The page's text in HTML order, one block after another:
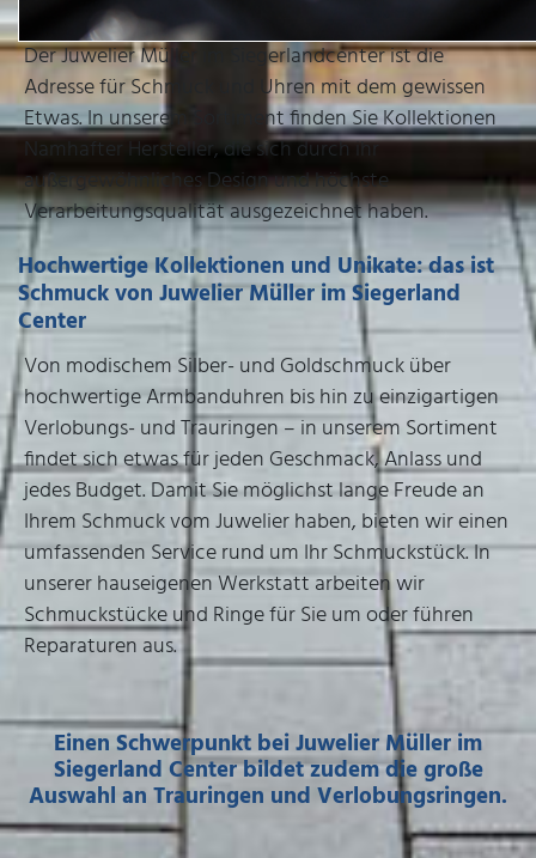
Der Juwelier Müller im Siegerlandcenter ist die
Adresse für Schmuck und Uhren mit dem gewissen
Etwas. In unserem Sortiment finden Sie Kollektionen
Namhafter Hersteller, die sich durch ihr
außergewöhnliches Design und höchste
Verarbeitungsqualität ausgezeichnet haben.
Hochwertige Kollektionen und Unikate: das ist
Schmuck von Juwelier Müller im Siegerland
Center
Von modischem Silber- und Goldschmuck über
hochwertige Armbanduhren bis hin zu einzigartigen
Verlobungs- und Trauringen – in unserem Sortiment
findet sich etwas für jeden Geschmack, Anlass und
jedes Budget. Damit Sie möglichst lange Freude an
Ihrem Schmuck vom Juwelier haben, bieten wir einen
umfassenden Service rund um Ihr Schmuckstück. In
unserer hauseigenen Werkstatt arbeiten wir
Schmuckstücke und Ringe für Sie um oder führen
Reparaturen aus.
Einen Schwerpunkt bei Juwelier Müller im
Siegerland Center bildet zudem die große
Auswahl an Trauringen und Verlobungsringen.